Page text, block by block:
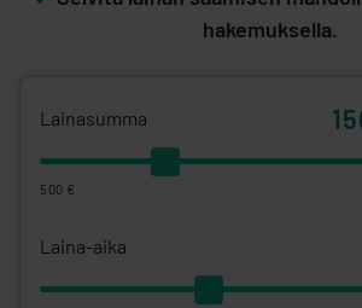
Lainasumma
500 €
Laina-aika
hakemuksella.